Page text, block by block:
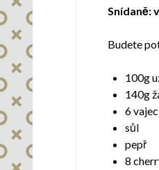
Snídaně:
Budete
100g
140g
6 vajec
sůl
pepř
8